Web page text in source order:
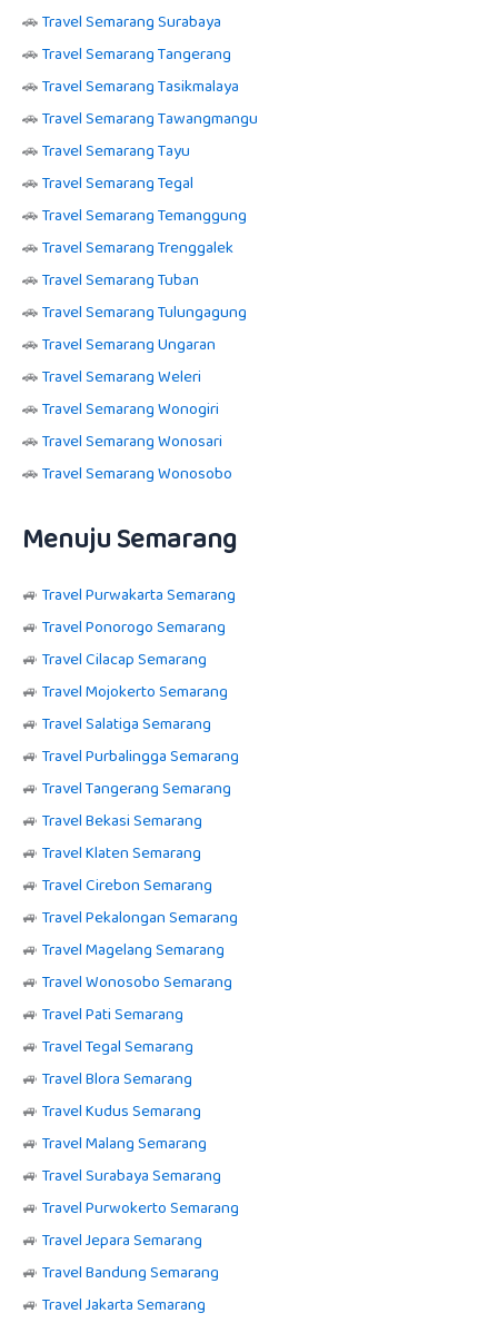
🚗Travel Semarang Surabaya
🚗Travel Semarang Tangerang
🚗Travel Semarang Tasikmalaya
🚗Travel Semarang Tawangmangu
🚗Travel Semarang Tayu
🚗Travel Semarang Tegal
🚗Travel Semarang Temanggung
🚗Travel Semarang Trenggalek
🚗Travel Semarang Tuban
🚗Travel Semarang Tulungagung
🚗Travel Semarang Ungaran
🚗Travel Semarang Weleri
🚗Travel Semarang Wonogiri
🚗Travel Semarang Wonosari
🚗Travel Semarang Wonosobo
Menuju Semarang
🚙 Travel Purwakarta Semarang
🚙 Travel Ponorogo Semarang
🚙 Travel Cilacap Semarang
🚙 Travel Mojokerto Semarang
🚙 Travel Salatiga Semarang
🚙 Travel Purbalingga Semarang
🚙 Travel Tangerang Semarang
🚙 Travel Bekasi Semarang
🚙 Travel Klaten Semarang
🚙 Travel Cirebon Semarang
🚙 Travel Pekalongan Semarang
🚙 Travel Magelang Semarang
🚙 Travel Wonosobo Semarang
🚙 Travel Pati Semarang
🚙 Travel Tegal Semarang
🚙 Travel Blora Semarang
🚙 Travel Kudus Semarang
🚙 Travel Malang Semarang
🚙 Travel Surabaya Semarang
🚙 Travel Purwokerto Semarang
🚙 Travel Jepara Semarang
🚙 Travel Bandung Semarang
🚙 Travel Jakarta Semarang